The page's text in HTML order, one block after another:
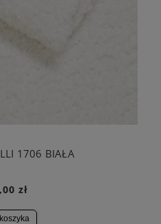
1706 BIAŁA
zł